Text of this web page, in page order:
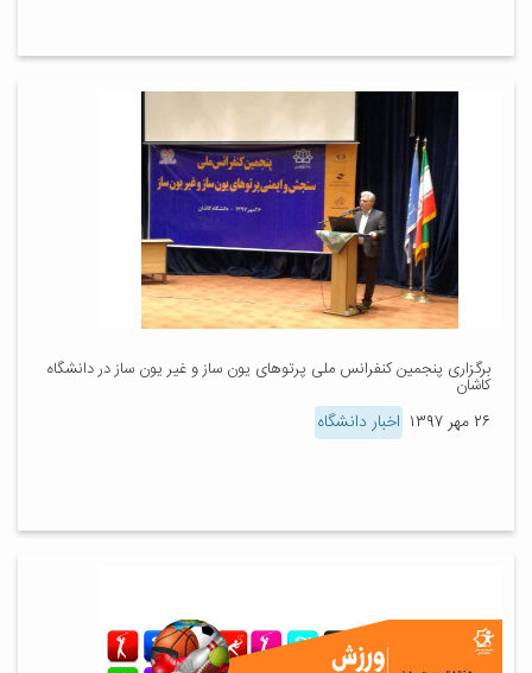
برگزاری پنجمین کنفرانس ملی پرتوهای یون ساز و غیر یون ساز در دانشگاه
کاشان
۲۶ مهر ۱۳۹۷ اخبار دانشگاه